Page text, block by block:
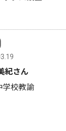
紀さん
学校教諭